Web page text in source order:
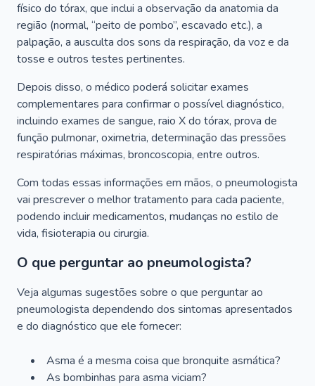
físico do tórax, que inclui a observação da anatomia da
região (normal, “peito de pombo”, escavado etc.), a
palpação, a ausculta dos sons da respiração, da voz e da
tosse e outros testes pertinentes.
Depois disso, o médico poderá solicitar exames
complementares para confirmar o possível diagnóstico,
incluindo exames de sangue, raio X do tórax, prova de
função pulmonar, oximetria, determinação das pressões
respiratórias máximas, broncoscopia, entre outros.
Com todas essas informações em mãos, o pneumologista
vai prescrever o melhor tratamento para cada paciente,
podendo incluir medicamentos, mudanças no estilo de
vida, fisioterapia ou cirurgia.
O que perguntar ao pneumologista?
Veja algumas sugestões sobre o que perguntar ao
pneumologista dependendo dos sintomas apresentados
e do diagnóstico que ele fornecer:
Asma é a mesma coisa que bronquite asmática?
As bombinhas para asma viciam?